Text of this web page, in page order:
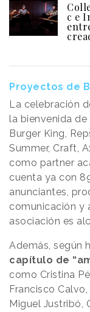
c e
Proyectos de
La celebración
la bienvenida de
Burger King,
Summer, Craft,
como partner
cuenta ya con
anunciantes,
comunicación y
asociación es
Además, según
capítulo de
como Cristina
Francisco
Miguel Justribó,